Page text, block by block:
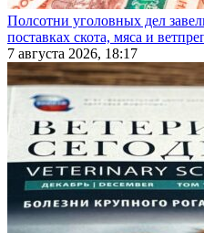
Полсотни уголовных дел
поставках скота, мяса и
7 августа 2026, 18:17